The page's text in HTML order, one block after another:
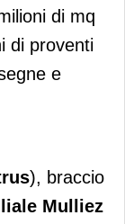
di mq
di proventi
e
), braccio
Mulliez